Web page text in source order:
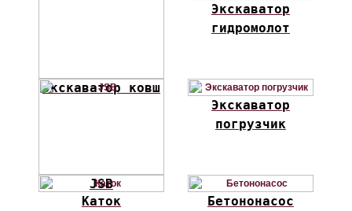
Экскаватор ковш
Экскаватор
гидромолот
JSB
Экскаватор
погрузчик
Каток Бетононасос